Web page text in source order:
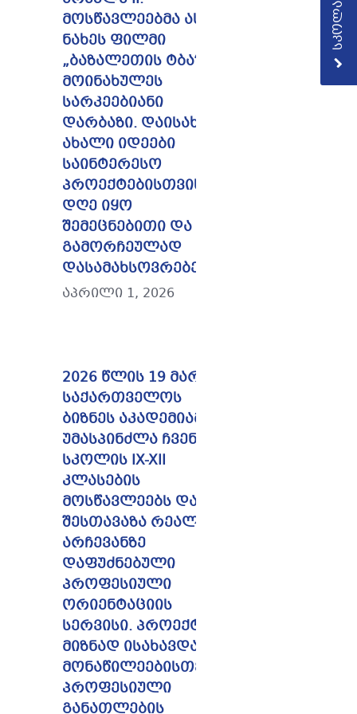
მოსწავლეებმა ასევე
ნახეს ფილმი
„ბაზალეთის ტბა“.
მოინახულეს
სარკეებიანი
დარბაზი. დაისახა
ახალი იდეები
საინტერესო
პროექტებისთვის. ეს
დღე იყო
შემეცნებითი და
გამორჩეულად
დასამახსოვრებელი.
აპრილი 1, 2026
2026 წლის 19 მარტს
საქართველოს
ბიზნეს აკადემიამ
უმასპინძლა ჩვენი
სკოლის IX-XII
კლასების
მოსწავლეებს და
შესთავაზა რეალურ
არჩევანზე
დაფუძნებული
პროფესიული
ორიენტაციის
სერვისი. პროექტი
მიზნად ისახავდა
მონაწილეებისთვის
პროფესიული
განათლების